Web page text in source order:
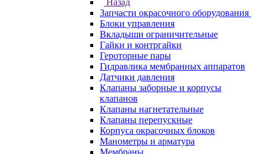
Назад
Запчасти окрасочного оборудования
Блоки управления
Вкладыши ограничительные
Гайки и контргайки
Героторные пары
Гидравлика мембранных аппаратов
Датчики давления
Клапаны заборные и корпусы
клапанов
Клапаны нагнетательные
Клапаны перепускные
Корпуса окрасочных блоков
Манометры и арматура
Мембраны